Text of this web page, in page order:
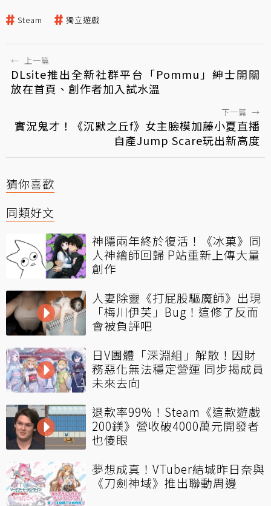
Steam 獨立遊戲
← 上一篇
DLsite推出全新社群平台「Pommu」紳士開關
放在首頁、創作者加入試水溫
下一篇 →
實況鬼才！《沉默之丘f》女主臉模加藤小夏直播
自產Jump Scare玩出新高度
猜你喜歡
同類好文
神隱兩年終於復活！《冰菓》同
人神繪師回歸 P站重新上傳大量
創作
人妻除靈《打屁股驅魔師》出現
「梅川伊芙」Bug！這修了反而
會被負評吧
日V團體「深淵組」解散！因財
務惡化無法穩定營運 同步揭成員
未來去向
退款率99%！Steam《這款遊戲
200鎂》營收破4000萬元開發者
也傻眼
夢想成真！VTuber結城昨日奈與
《刀劍神域》推出聯動周邊